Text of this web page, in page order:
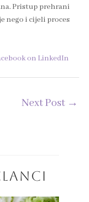
Pristup prehrani
nego i cijeli proces
on LinkedIn
Next Post →